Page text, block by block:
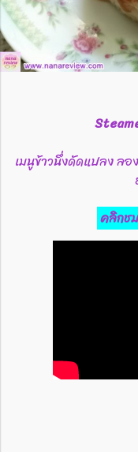
เมนูข้าวนึ่งดัดแปลง​ ลอ
คลิกช